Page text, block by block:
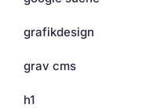
grafikdesign
grav cms
h1